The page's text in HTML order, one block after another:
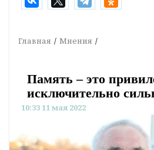
Главная Мнения
Память – это
исключительно
10:33 11 мая 2022